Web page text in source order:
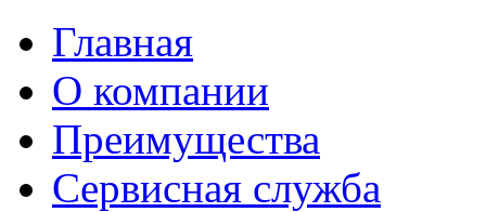
Главная
О компании
Преимущества
Сервисная служба